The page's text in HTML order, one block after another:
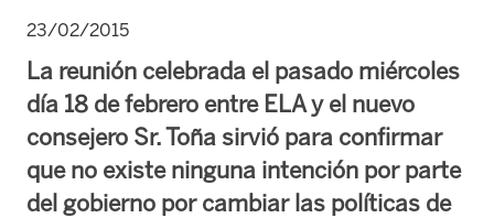
23/02/2015
La reunión celebrada el pasado miércoles
día 18 de febrero entre ELA y el nuevo
consejero Sr. Toña sirvió para confirmar
que no existe ninguna intención por parte
del gobierno por cambiar las políticas de